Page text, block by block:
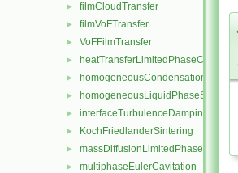
► filmCloudTransfer
► filmVoFTransfer
► VoFFilmTransfer
► heatTransferLimitedPhaseChange
► homogeneousCondensation
►
► interfaceTurbulenceDamping
► KochFriedlanderSintering
► massDiffusionLimitedPhaseChange
► multiphaseEulerCavitation